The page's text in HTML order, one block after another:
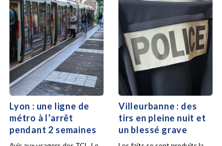
Lyon : une ligne de
métro à l’arrêt
pendant 2 semaines
Villeurbanne : des
tirs en pleine nuit et
un blessé grave